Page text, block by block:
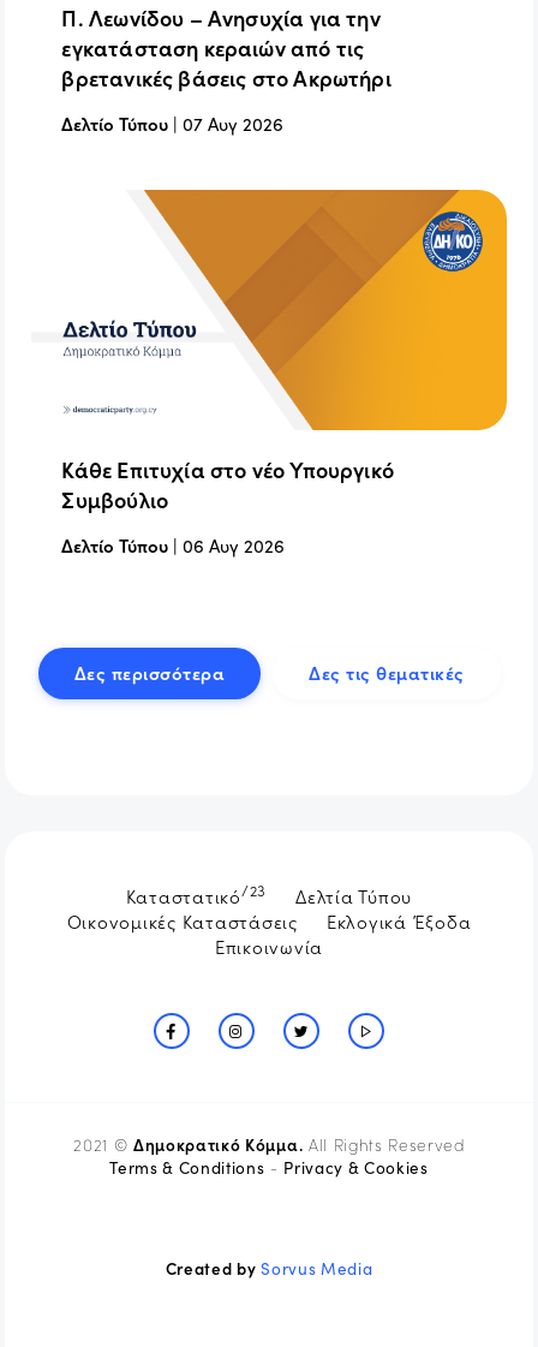
Π. Λεωνίδου – Ανησυχία για την
εγκατάσταση κεραιών από τις
βρετανικές βάσεις στο Ακρωτήρι
Δελτίο Τύπου |07 Αυγ 2026
Κάθε Επιτυχία στο νέο Υπουργικό
Συμβούλιο
Δελτίο Τύπου |06 Αυγ 2026
Δες περισσότερα Δες τις θεματικές
Καταστατικό/23
Δελτία Τύπου
Οικονομικές Καταστάσεις
Εκλογικά Έξοδα
Επικοινωνία
2021 ©Δημοκρατικό Κόμμα. All Rights Reserved
Terms & Conditions - Privacy & Cookies
Created bySorvus Media